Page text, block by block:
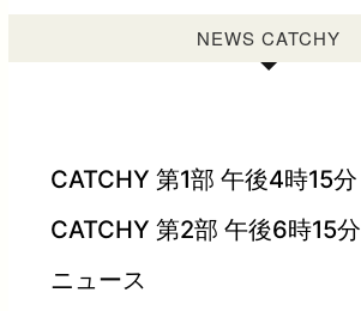
NEWS CATCHY
CATCHY 第1部 午後4時15分
CATCHY 第2部 午後6時15分
ニュース